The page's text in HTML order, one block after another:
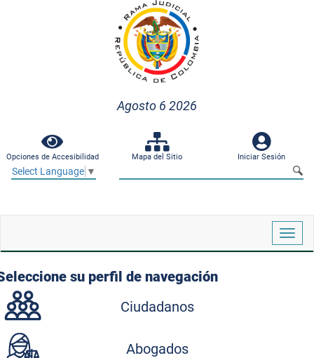
Agosto 6 2026
Opciones de Accesibilidad Mapa del Sitio Iniciar Sesión
Select Language ▼
su perfil de navegación
Ciudadanos
Abogados